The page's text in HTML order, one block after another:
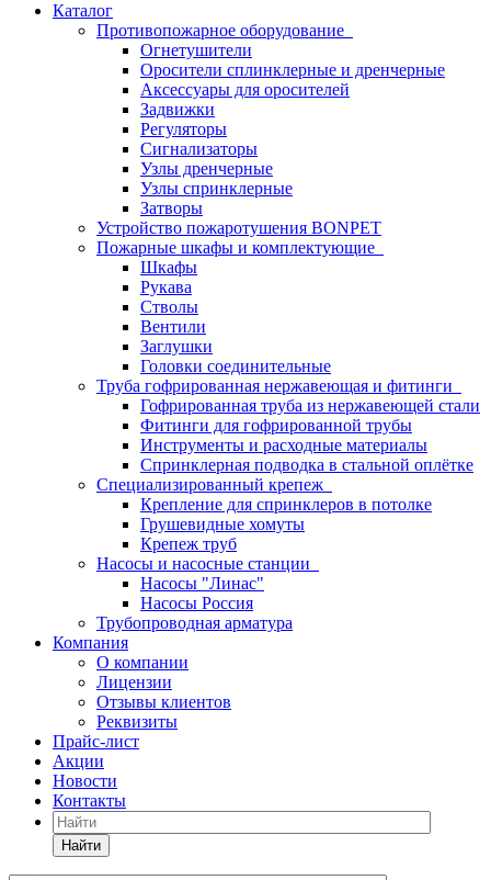
Каталог
Противопожарное оборудование
Огнетушители
Оросители сплинклерные и дренчерные
Аксессуары для оросителей
Задвижки
Регуляторы
Сигнализаторы
Узлы дренчерные
Узлы спринклерные
Затворы
Устройство пожаротушения BONPET
Пожарные шкафы и комплектующие
Шкафы
Рукава
Стволы
Вентили
Заглушки
Головки соединительные
Труба гофрированная нержавеющая и фитинги
Гофрированная труба из нержавеющей стали
Фитинги для гофрированной трубы
Инструменты и расходные материалы
Спринклерная подводка в стальной оплётке
Специализированный крепеж
Крепление для спринклеров в потолке
Грушевидные хомуты
Крепеж труб
Насосы и насосные станции
Насосы "Линас"
Насосы Россия
Трубопроводная арматура
Компания
О компании
Лицензии
Отзывы клиентов
Реквизиты
Прайс-лист
Акции
Новости
Контакты
Найти